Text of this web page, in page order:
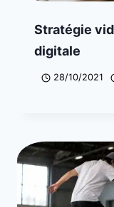
Stratégie
digitale
28/10/2021